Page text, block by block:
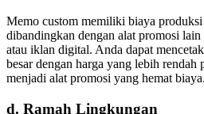
Memo custom memiliki biaya
dibandingkan dengan alat promosi
atau iklan digital. Anda dapat
besar dengan harga yang lebih rendah
menjadi alat promosi yang hemat biaya.
d. Ramah Lingkungan